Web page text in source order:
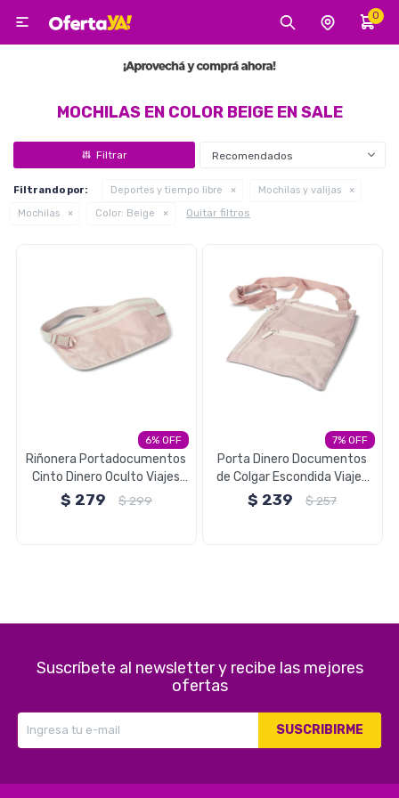
0

MOCHILAS EN COLOR BEIGE EN SALE
Recomendados
Filtrando por: Deportes y tiempo libre
Mochilas y valijas
Mochilas
Color: Beige Quitar filtros
6
Riñonera Portadocumentos
Cinto Dinero Oculto Viajes
Brio
$ 279 $299
7
Porta Dinero Documentos
de Colgar Escondida Viajes
Brio
$ 239 $257
Suscríbete al newsletter y recibe las mejores
ofertas
SUSCRIBIRME
MI CUENTA
Tecnología
Tv, Audio y Video
Pequeños electrodomésticos
Deportes y Tiempo Libre